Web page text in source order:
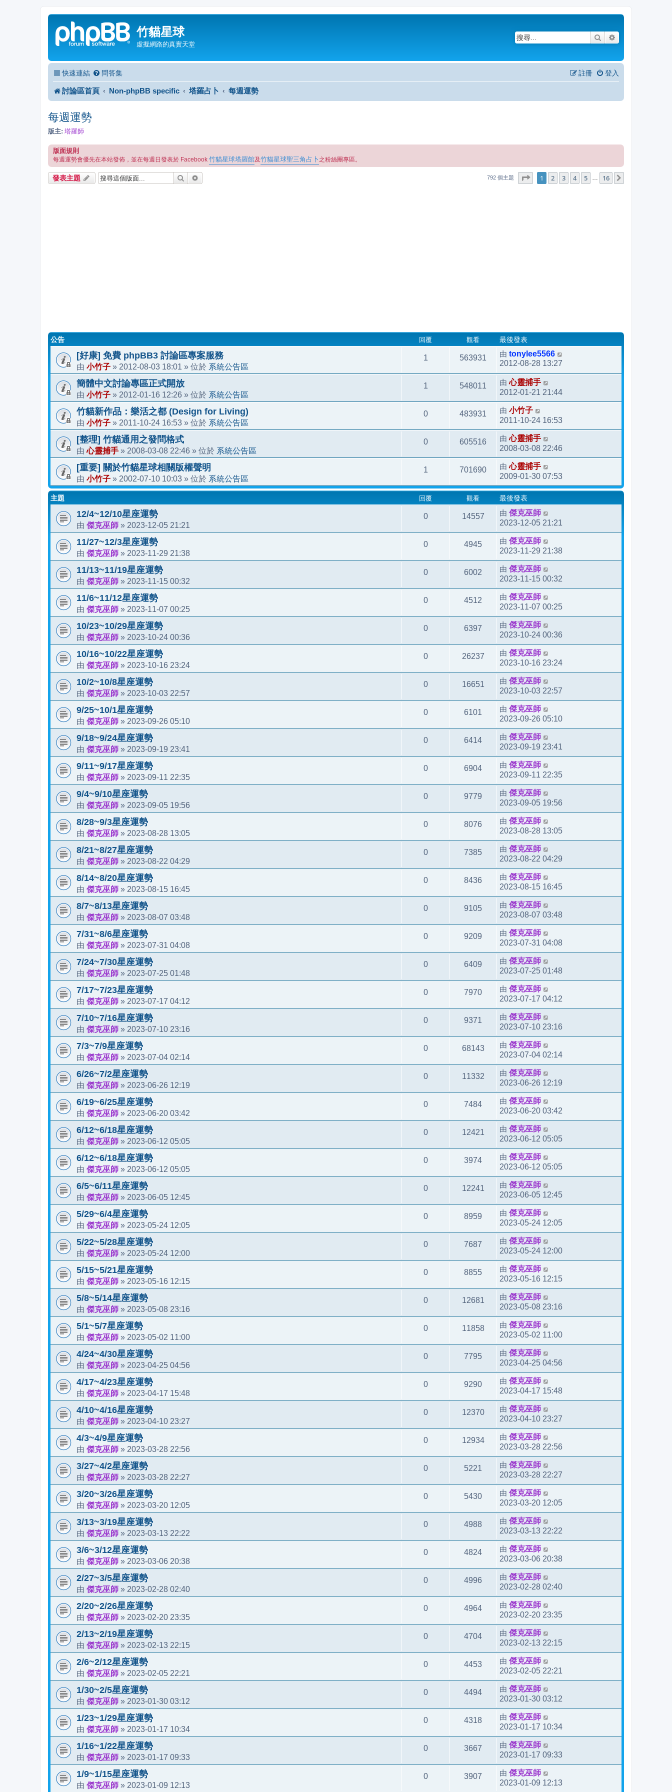
竹貓星球
虛擬網路的真實天堂
搜尋
快速連結 問答集 登入
註冊
討論區首頁 Non-phpBB specific 塔羅占卜 每週運勢
每週運勢
版主: 塔羅師
版面規則
每週運勢會優先在本站發佈，並在每週日發表於 Facebook 竹貓星球塔羅館及竹貓星球聖三角占卜 之粉絲團專區。
發表主題 搜尋 792 個主題 1 頁 (共 16頁)
1 2 3 4 5 … 16
公告 回覆 觀看 最後發表
[好康] 免費 phpBB3 討論區專案服務
由 小竹子 » 2012-08-03 18:01 » 位於 系統公告區
1 563931 由 tonylee5566
2012-08-28 13:27
簡體中文討論專區正式開放
由 小竹子 » 2012-01-16 12:26 » 位於 系統公告區
1 548011 由心靈捕手
2012-01-21 21:44
竹貓新作品：樂活之都 (Design for Living)
由 小竹子 » 2011-10-24 16:53 » 位於 系統公告區
0 483931 由 小竹子
2011-10-24 16:53
[整理] 竹貓通用之發問格式
由心靈捕手 » 2008-03-08 22:46 » 位於 系統公告區
0 605516 由心靈捕手
2008-03-08 22:46
[重要] 關於竹貓星球相關版權聲明
由 小竹子 » 2002-07-10 10:03 » 位於 系統公告區
1 701690 由心靈捕手
2009-01-30 07:53
主題 回覆 觀看 最後發表
12/4~12/10星座運勢
由 傑克巫師 » 2023-12-05 21:21
0 14557 由 傑克巫師
2023-12-05 21:21
11/27~12/3星座運勢
由 傑克巫師 » 2023-11-29 21:38
0 4945 由 傑克巫師
2023-11-29 21:38
11/13~11/19星座運勢
由 傑克巫師 » 2023-11-15 00:32
0 6002 由 傑克巫師
2023-11-15 00:32
11/6~11/12星座運勢
由 傑克巫師 » 2023-11-07 00:25
0 4512 由 傑克巫師
2023-11-07 00:25
10/23~10/29星座運勢
由 傑克巫師 » 2023-10-24 00:36
0 6397 由 傑克巫師
2023-10-24 00:36
10/16~10/22星座運勢
由 傑克巫師 » 2023-10-16 23:24
0 26237 由 傑克巫師
2023-10-16 23:24
10/2~10/8星座運勢
由 傑克巫師 » 2023-10-03 22:57
0 16651 由 傑克巫師
2023-10-03 22:57
9/25~10/1星座運勢
由 傑克巫師 » 2023-09-26 05:10
0 6101 由 傑克巫師
2023-09-26 05:10
9/18~9/24星座運勢
由 傑克巫師 » 2023-09-19 23:41
0 6414 由 傑克巫師
2023-09-19 23:41
9/11~9/17星座運勢
由 傑克巫師 » 2023-09-11 22:35
0 6904 由 傑克巫師
2023-09-11 22:35
9/4~9/10星座運勢
由 傑克巫師 » 2023-09-05 19:56
0 9779 由 傑克巫師
2023-09-05 19:56
8/28~9/3星座運勢
由 傑克巫師 » 2023-08-28 13:05
0 8076 由 傑克巫師
2023-08-28 13:05
8/21~8/27星座運勢
由 傑克巫師 » 2023-08-22 04:29
0 7385 由 傑克巫師
2023-08-22 04:29
8/14~8/20星座運勢
由 傑克巫師 » 2023-08-15 16:45
0 8436 由 傑克巫師
2023-08-15 16:45
8/7~8/13星座運勢
由 傑克巫師 » 2023-08-07 03:48
0 9105 由 傑克巫師
2023-08-07 03:48
7/31~8/6星座運勢
由 傑克巫師 » 2023-07-31 04:08
0 9209 由 傑克巫師
2023-07-31 04:08
7/24~7/30星座運勢
由 傑克巫師 » 2023-07-25 01:48
0 6409 由 傑克巫師
2023-07-25 01:48
7/17~7/23星座運勢
由 傑克巫師 » 2023-07-17 04:12
0 7970 由 傑克巫師
2023-07-17 04:12
7/10~7/16星座運勢
由 傑克巫師 » 2023-07-10 23:16
0 9371 由 傑克巫師
2023-07-10 23:16
7/3~7/9星座運勢
由 傑克巫師 » 2023-07-04 02:14
0 68143 由 傑克巫師
2023-07-04 02:14
6/26~7/2星座運勢
由 傑克巫師 » 2023-06-26 12:19
0 11332 由 傑克巫師
2023-06-26 12:19
6/19~6/25星座運勢
由 傑克巫師 » 2023-06-20 03:42
0 7484 由 傑克巫師
2023-06-20 03:42
6/12~6/18星座運勢
由 傑克巫師 » 2023-06-12 05:05
0 12421 由 傑克巫師
2023-06-12 05:05
6/12~6/18星座運勢
由 傑克巫師 » 2023-06-12 05:05
0 3974 由 傑克巫師
2023-06-12 05:05
6/5~6/11星座運勢
由 傑克巫師 » 2023-06-05 12:45
0 12241 由 傑克巫師
2023-06-05 12:45
5/29~6/4星座運勢
由 傑克巫師 » 2023-05-24 12:05
0 8959 由 傑克巫師
2023-05-24 12:05
5/22~5/28星座運勢
由 傑克巫師 » 2023-05-24 12:00
0 7687 由 傑克巫師
2023-05-24 12:00
5/15~5/21星座運勢
由 傑克巫師 » 2023-05-16 12:15
0 8855 由 傑克巫師
2023-05-16 12:15
5/8~5/14星座運勢
由 傑克巫師 » 2023-05-08 23:16
0 12681 由 傑克巫師
2023-05-08 23:16
5/1~5/7星座運勢
由 傑克巫師 » 2023-05-02 11:00
0 11858 由 傑克巫師
2023-05-02 11:00
4/24~4/30星座運勢
由 傑克巫師 » 2023-04-25 04:56
0 7795 由 傑克巫師
2023-04-25 04:56
4/17~4/23星座運勢
由 傑克巫師 » 2023-04-17 15:48
0 9290 由 傑克巫師
2023-04-17 15:48
4/10~4/16星座運勢
由 傑克巫師 » 2023-04-10 23:27
0 12370 由 傑克巫師
2023-04-10 23:27
4/3~4/9星座運勢
由 傑克巫師 » 2023-03-28 22:56
0 12934 由 傑克巫師
2023-03-28 22:56
3/27~4/2星座運勢
由 傑克巫師 » 2023-03-28 22:27
0 5221 由 傑克巫師
2023-03-28 22:27
3/20~3/26星座運勢
由 傑克巫師 » 2023-03-20 12:05
0 5430 由 傑克巫師
2023-03-20 12:05
3/13~3/19星座運勢
由 傑克巫師 » 2023-03-13 22:22
0 4988 由 傑克巫師
2023-03-13 22:22
3/6~3/12星座運勢
由 傑克巫師 » 2023-03-06 20:38
0 4824 由 傑克巫師
2023-03-06 20:38
2/27~3/5星座運勢
由 傑克巫師 » 2023-02-28 02:40
0 4996 由 傑克巫師
2023-02-28 02:40
2/20~2/26星座運勢
由 傑克巫師 » 2023-02-20 23:35
0 4964 由 傑克巫師
2023-02-20 23:35
2/13~2/19星座運勢
由 傑克巫師 » 2023-02-13 22:15
0 4704 由 傑克巫師
2023-02-13 22:15
2/6~2/12星座運勢
由 傑克巫師 » 2023-02-05 22:21
0 4453 由 傑克巫師
2023-02-05 22:21
1/30~2/5星座運勢
由 傑克巫師 » 2023-01-30 03:12
0 4494 由 傑克巫師
2023-01-30 03:12
1/23~1/29星座運勢
由 傑克巫師 » 2023-01-17 10:34
0 4318 由 傑克巫師
2023-01-17 10:34
1/16~1/22星座運勢
由 傑克巫師 » 2023-01-17 09:33
0 3667 由 傑克巫師
2023-01-17 09:33
1/9~1/15星座運勢
由 傑克巫師 » 2023-01-09 12:13
0 3907 由 傑克巫師
2023-01-09 12:13